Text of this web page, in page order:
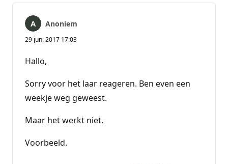
Anoniem
29 jun. 2017 17:03
Hallo,
Sorry voor het laar reageren. Ben even een
weekje weg geweest.
Maar het werkt niet.
Voorbeeld.